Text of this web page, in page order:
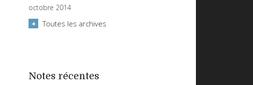
octobre 2014
Toutes les archives
Notes récentes